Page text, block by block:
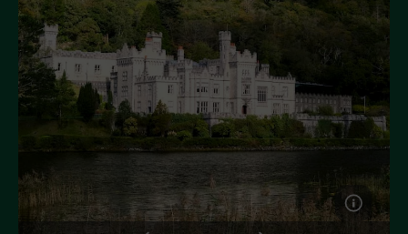
Der Blarney Stone im
Blarney Castle
Game of Thrones
Studiotour